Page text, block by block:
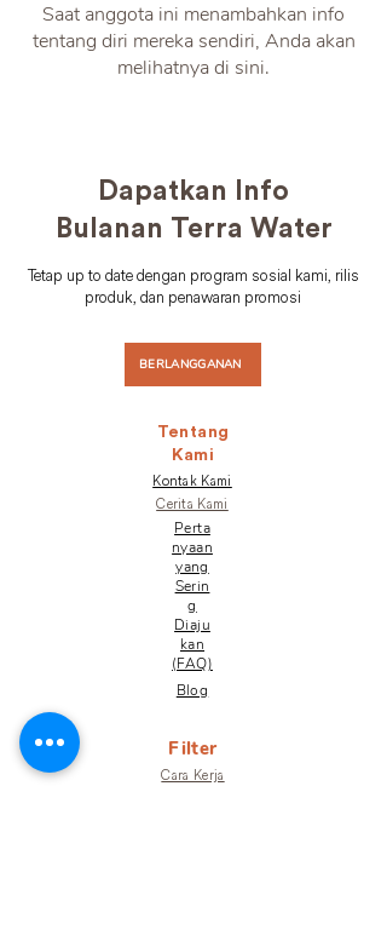
Saat anggota ini menambahkan info
tentang diri mereka sendiri, Anda akan
melihatnya di sini.
Dapatkan Info
Bulanan Terra Water
Tetap up to date dengan program sosial kami, rilis
produk, dan penawaran promosi
BERLANGGANAN
Tentang
Kami
Kontak Kami
Cerita Kami
Perta
nyaan
yang
Serin
g
Diaju
kan
(FAQ)
Blog
Filter
Cara Kerja